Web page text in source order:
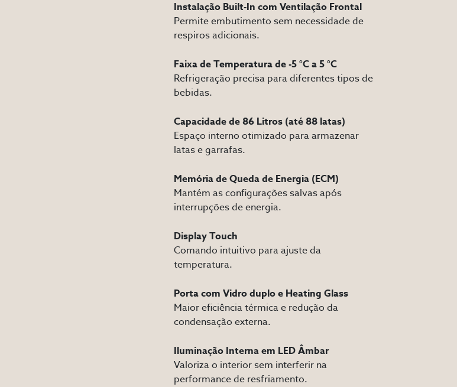
Instalação Built-In com Ventilação Frontal
Permite embutimento sem necessidade de
respiros adicionais.
Faixa de Temperatura de -5 °C a 5 °C
Refrigeração precisa para diferentes tipos de
bebidas.
Capacidade de 86 Litros (até 88 latas)
Espaço interno otimizado para armazenar
latas e garrafas.
Memória de Queda de Energia (ECM)
Mantém as configurações salvas após
interrupções de energia.
Display Touch
Comando intuitivo para ajuste da
temperatura.
Porta com Vidro duplo e Heating Glass
Maior eficiência térmica e redução da
condensação externa.
Iluminação Interna em LED Âmbar
Valoriza o interior sem interferir na
performance de resfriamento.